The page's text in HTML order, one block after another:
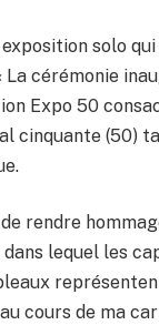
solo
cérémonie
Expo 50
cinquante (50)
rendre
lequel les
cours de ma